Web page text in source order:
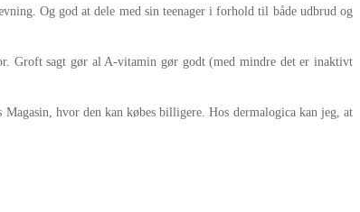
Og god at dele med sin teenager i forhold til både udbrud og
Groft sagt gør al A-vitamin gør godt (med mindre det er inaktivt
hvor den kan købes billigere. Hos dermalogica kan jeg, at